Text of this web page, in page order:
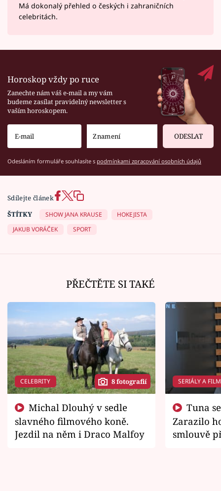
Má dokonalý přehled o českých i zahraničních
celebritách.
Horoskop vždy po ruce
Zanechte nám váš e-mail a my vám
budeme zasílat pravidelný newsletter s
vaším horoskopem.
ODESLAT
Odesláním formuláře souhlasíte s podmínkami zpracování osobních údajů
Sdílejte článek
ŠTÍTKY
SHOW JANA KRAUSE
HOKEJISTA
JAKUB VORÁČEK
SPORT
PŘEČTĚTE SI TAKÉ
CELEBRITY 8 fotografií
slavného filmového koně.
Jezdil na něm i Draco Malfoy
SERIÁLY A
Zarazilo
smlouvě